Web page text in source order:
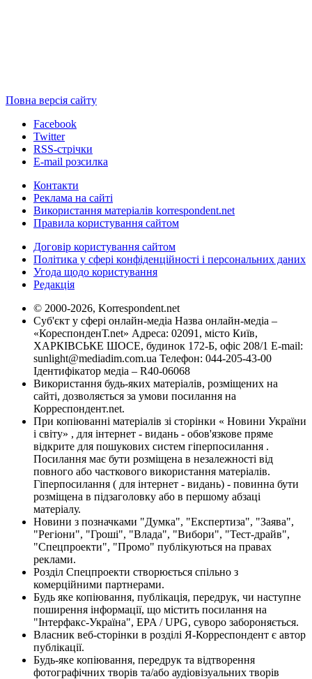
Повна версія сайту
Facebook
Twitter
RSS-стрічки
E-mail розсилка
Контакти
Реклама на сайті
Використання матеріалів korrespondent.net
Правила користування сайтом
Договір користування сайтом
Політика у сфері конфіденційності і персональних даних
Угода щодо користування
Редакція
© 2000-2026, Korrespondent.net
Суб'єкт у сфері онлайн-медіа Назва онлайн-медіа –
«КореспонденТ.net» Адреса: 02091, місто Київ,
ХАРКІВСЬКЕ ШОСЕ, будинок 172-Б, офіс 208/1 E-mail:
sunlight@mediadim.com.ua Телефон: 044-205-43-00
Ідентифікатор медіа – R40-06068
Використання будь-яких матеріалів, розміщених на
сайті, дозволяється за умови посилання на
Корреспондент.net.
При копіюванні матеріалів зі сторінки « Новини України
і світу» , для інтернет - видань - обов'язкове пряме
відкрите для пошукових систем гіперпосилання .
Посилання має бути розміщена в незалежності від
повного або часткового використання матеріалів.
Гіперпосилання ( для інтернет - видань) - повинна бути
розміщена в підзаголовку або в першому абзаці
матеріалу.
Новини з позначками "Думка", "Експертиза", "Заява",
"Регіони", "Гроші", "Влада", "Вибори", "Тест-драйв",
"Спецпроекти", "Промо" публікуються на правах
реклами.
Розділ Спецпроекти створюється спільно з
комерційними партнерами.
Будь яке копіювання, публікація, передрук, чи наступне
поширення інформації, що містить посилання на
"Інтерфакс-Україна", EPA / UPG, суворо забороняється.
Власник веб-сторінки в розділі Я-Корреспондент є автор
публікації.
Будь-яке копіювання, передрук та відтворення
фотографічних творів та/або аудіовізуальних творів